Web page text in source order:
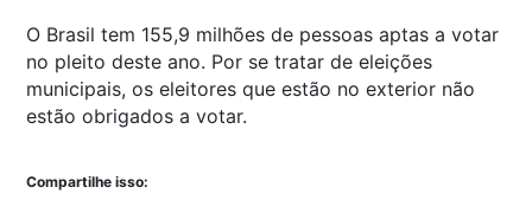
O Brasil tem 155,9 milhões de pessoas aptas a votar
no pleito deste ano. Por se tratar de eleições
municipais, os eleitores que estão no exterior não
estão obrigados a votar.
Compartilhe isso: